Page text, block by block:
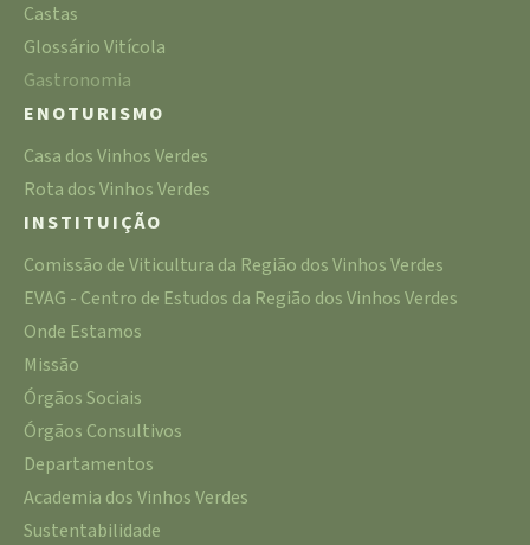
Castas
Glossário Vitícola
Gastronomia
ENOTURISMO
Casa dos Vinhos Verdes
Rota dos Vinhos Verdes
INSTITUIÇÃO
Comissão de Viticultura da Região dos Vinhos Verdes
EVAG - Centro de Estudos da Região dos Vinhos Verdes
Onde Estamos
Missão
Órgãos Sociais
Órgãos Consultivos
Departamentos
Academia dos Vinhos Verdes
Sustentabilidade